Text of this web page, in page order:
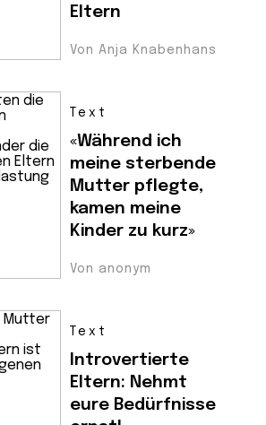
Eltern
Von Anja Knabenhans
Text
«Während ich
meine sterbende
Mutter pflegte,
kamen meine
Kinder zu kurz»
Von anonym
Text
Introvertierte
Eltern: Nehmt
eure Bedürfnisse